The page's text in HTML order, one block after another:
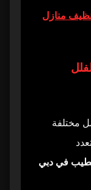
منازل
مختلفة
في دبي